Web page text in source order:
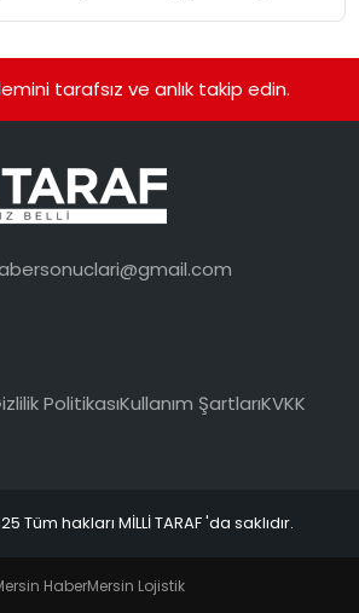
tarafsız ve anlık takip edin.
PolitikasıKullanım ŞartlarıKVKK
Tüm hakları MİLLİ TARAF 'da saklıdır.
HaberMersin Lojistik